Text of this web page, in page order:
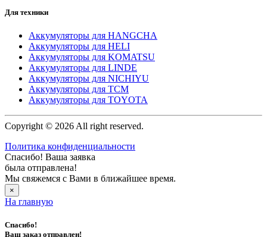
Для техники
Аккумуляторы для HANGCHA
Аккумуляторы для HELI
Аккумуляторы для KOMATSU
Аккумуляторы для LINDE
Аккумуляторы для NICHIYU
Аккумуляторы для TCM
Аккумуляторы для TOYOTA
Copyright © 2026 All right reserved.
Политика конфиденциальности
Спасибо! Ваша заявка
была отправлена!
Мы свяжемся с Вами в ближайшее время.
×
На главную
Спасибо!
Ваш заказ отправлен!